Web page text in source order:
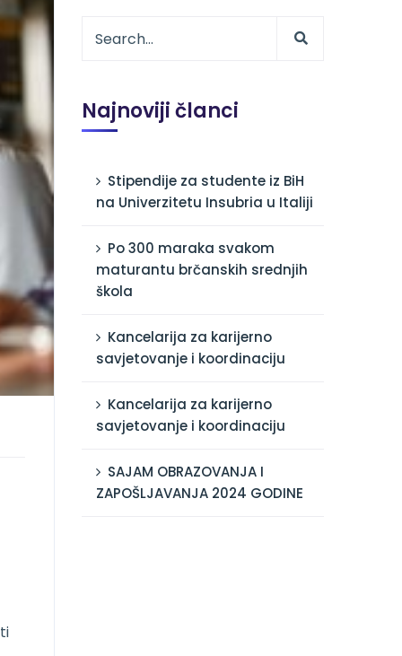
Najnoviji članci
Stipendije za studente iz BiH
na Univerzitetu Insubria u Italiji
Po 300 maraka svakom
maturantu brčanskih srednjih
škola
Kancelarija za karijerno
savjetovanje i koordinaciju
Kancelarija za karijerno
savjetovanje i koordinaciju
SAJAM OBRAZOVANJA I
ZAPOŠLJAVANJA 2024 GODINE